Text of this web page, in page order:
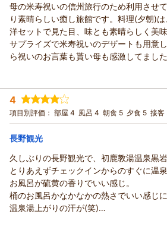
tou様
この度は、ご利用いただき、誠にあり
お食事をお楽しみいただけたとのこと、
お風呂の洗い場スペースにつきまして
とうございます。
構造上すぐには難しいのですが、今後
ただきます。
ありがとうございました。
母の米寿祝いの信州旅行のため利用させ
り素晴らしい癒し旅館です。料理(夕朝)
洋セットで見た目、味とも素晴らしく美
サプライズで米寿祝いのデザートも用意
ら祝いのお言葉も貰い母も感激してまし
また、機会あれば是非利用したいと思っ
宿泊時期： 2025年09月宿泊 (家族旅行)
投稿者： ７ちゃんさん
宿泊プラン： 【蕎麦がきプラン】信州産蕎麦の
宿泊価格帯： 18,001～19,000円(大人一人あた
７ちゃん様
この度は、お母さまの米寿という大切な
き、誠にありがとうございました。
癒しの旅館とのお言葉、ご家族皆さんで
だけたようで何よりです。
お母さまのご健康とご長寿を心よりお
4
項目別評価： 部屋 4 風呂 4 朝食 5 夕食 5 接客
長野観光
久しぶりの長野観光で、初鹿教湯温泉黒岩
とりあえずチェックインからのすぐに温泉
お風呂が硫黄の香りでいい感じ。
桶のお風呂かなかなかの熱さでいい感じに
温泉湯上がりの汗が(笑)